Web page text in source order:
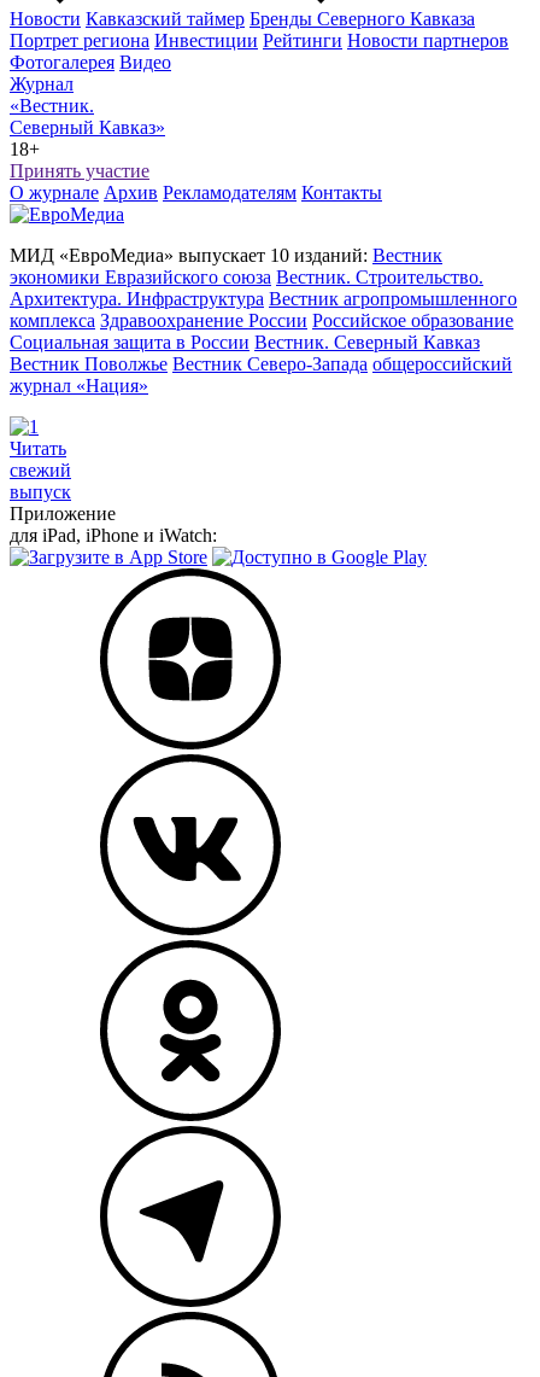
Новости Кавказский таймер Бренды Северного Кавказа
Портрет региона Инвестиции Рейтинги Новости партнеров
Фотогалерея Видео
Журнал
«Вестник.
Северный Кавказ»
18+
Принять участие
О журнале Архив Рекламодателям Контакты
МИД «ЕвроМедиа» выпускает 10 изданий: Вестник
экономики Евразийского союза Вестник. Строительство.
Архитектура. Инфраструктура Вестник агропромышленного
комплекса Здравоохранение России Российское образование
Социальная защита в России Вестник. Северный Кавказ
Вестник Поволжье Вестник Северо-Запада общероссийский
журнал «Нация»
Читать
свежий
выпуск
Приложение
для iPad, iPhone и iWatch: